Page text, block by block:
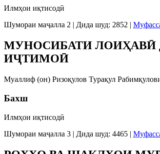
Илмҳои иқтисодӣ
Шумораи маҷалла 2
Дида шуд: 2852
МУНОСИБАТИ ЛОИҲАВӢ
ИҶТИМОӢ
Муаллиф (он) Ризоқулов Турақул
Бахш
Илмҳои иқтисодӣ
Шумораи маҷалла 3 | Дида шуд: 4465 |